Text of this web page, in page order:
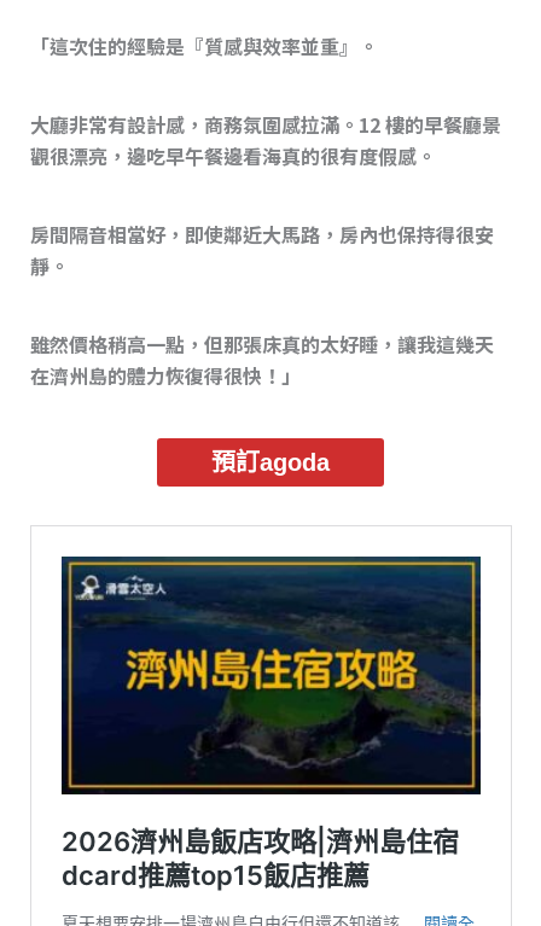
「這次住的經驗是『質感與效率並重』。
大廳非常有設計感，商務氛圍感拉滿。12 樓的早餐廳景
觀很漂亮，邊吃早午餐邊看海真的很有度假感。
房間隔音相當好，即使鄰近大馬路，房內也保持得很安
靜。
雖然價格稍高一點，但那張床真的太好睡，讓我這幾天
在濟州島的體力恢復得很快！」
預訂agoda